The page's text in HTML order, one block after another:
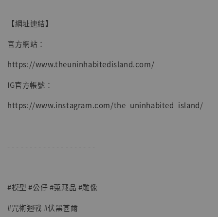
【網址連結】
官方網站：
https://www.theuninhabitedisland.com/
IG官方帳號：
https://www.instagram.com/the_uninhabited_island/
- - - - - - - - - - - - - - - - - - - -
#模型 #公仔 #蒐藏品 #雕像
#咒術迴戰 #伏黑甚爾